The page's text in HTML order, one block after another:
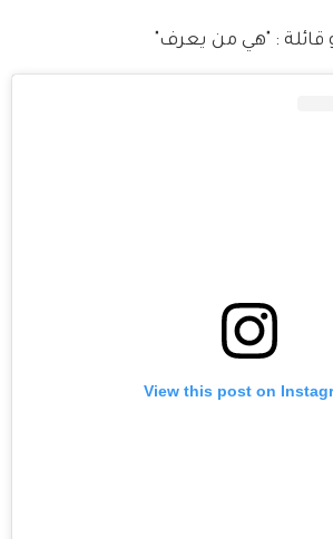
قائلة : "هي من يعرف"
View this post on